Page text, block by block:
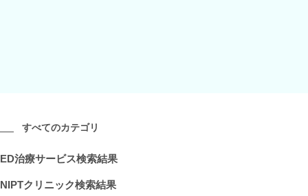
すべてのカテゴリ
ED治療サービス検索結果
NIPTクリニック検索結果